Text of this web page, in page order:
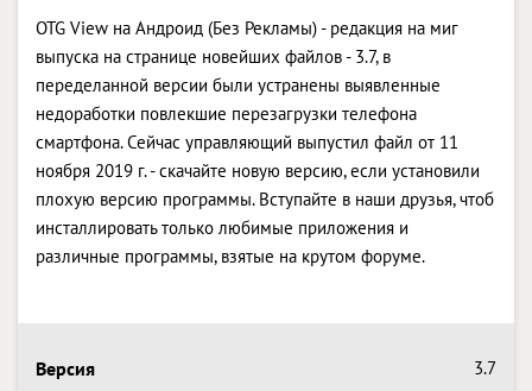
OTG View на Андроид (Без Рекламы) - редакция на миг
выпуска на странице новейших файлов - 3.7, в
переделанной версии были устранены выявленные
недоработки повлекшие перезагрузки телефона
смартфона. Сейчас управляющий выпустил файл от 11
ноября 2019 г. - скачайте новую версию, если установили
плохую версию программы. Вступайте в наши друзья, чтоб
инсталлировать только любимые приложения и
различные программы, взятые на крутом форуме.
Версия 3.7